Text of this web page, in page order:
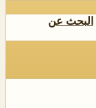
البحث عن